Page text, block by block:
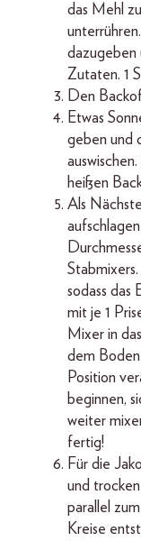
das Mehl
dazugeben
Zutaten. 1
Den
Etwas
geben und
heißen
Als
sodass das
mit je 1
Mixer in
dem
Position
beginnen,
weiter
fertig!
Für die
und
parallel
Kreise